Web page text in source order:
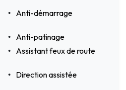
Anti-démarrage
Anti-patinage
Assistant feux de route
Direction assistée